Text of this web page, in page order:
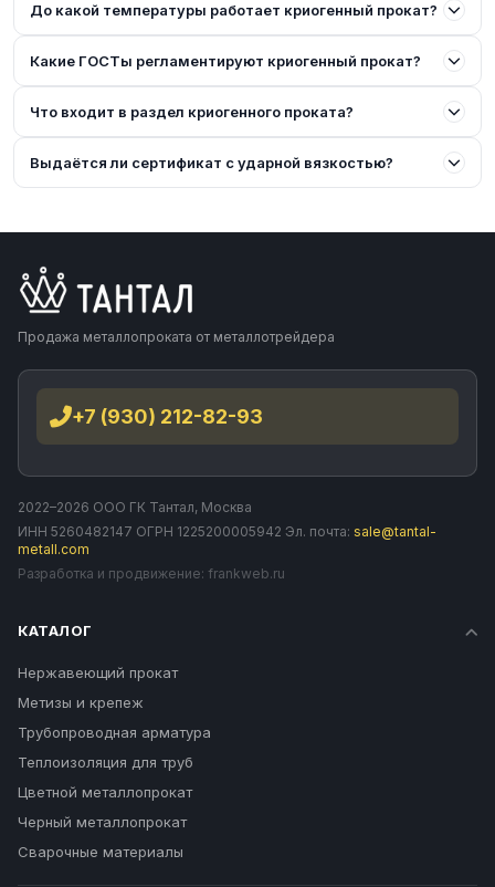
До какой температуры работает криогенный прокат?
Какие ГОСТы регламентируют криогенный прокат?
Что входит в раздел криогенного проката?
Выдаётся ли сертификат с ударной вязкостью?
Продажа металлопроката от металлотрейдера
+7 (930) 212-82-93
2022–2026 ООО ГК Тантал, Москва
ИНН 5260482147 ОГРН 1225200005942 Эл. почта: sale@tantal-
metall.com
Разработка и продвижение: frankweb.ru
КАТАЛОГ
Нержавеющий прокат
Метизы и крепеж
Трубопроводная арматура
Теплоизоляция для труб
Цветной металлопрокат
Черный металлопрокат
Сварочные материалы